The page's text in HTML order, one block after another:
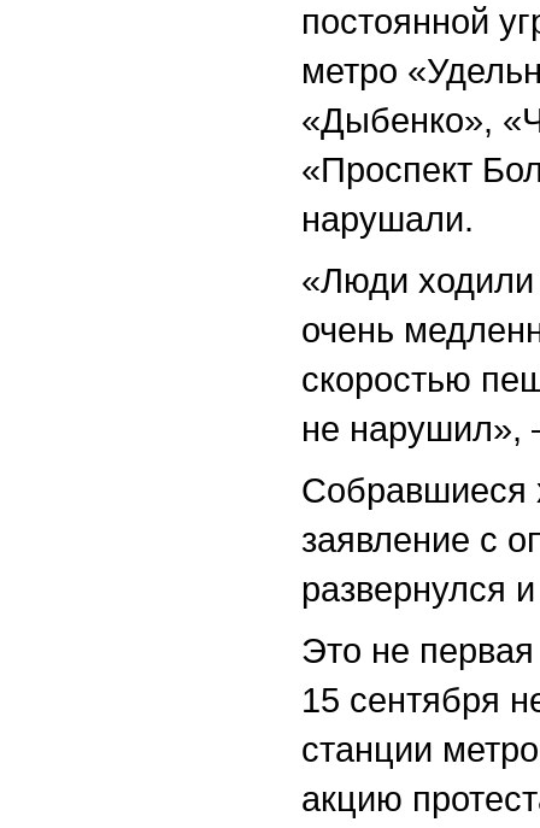
постоянной
метро
«Дыбенко»,
«Проспект
нарушали.
«Люди
очень
скоростью
не нарушил»,
Собравшиеся
заявление с
развернулся
Это не
15 сентября
станции
акцию